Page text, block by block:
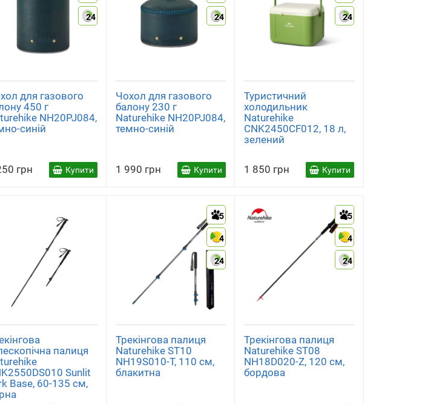
24
для газового
450 г
NH20PJ084,
синій
грн Купити
24
Чохол для газового
балону 230 г
Naturehike NH20PJ084,
темно-синій
1 990 грн Купити
24
Туристичний
холодильник
Naturehike
CNK2450CF012, 18 л,
зелений
1 850 грн Купити
палиця
Sunlit
Base, 60-135 см,
5
4
24
Трекінгова палиця
Naturehike ST10
NH19S010-T, 110 см,
блакитна
5
4
24
Трекінгова палиця
Naturehike ST08
NH18D020-Z, 120 см,
бордова